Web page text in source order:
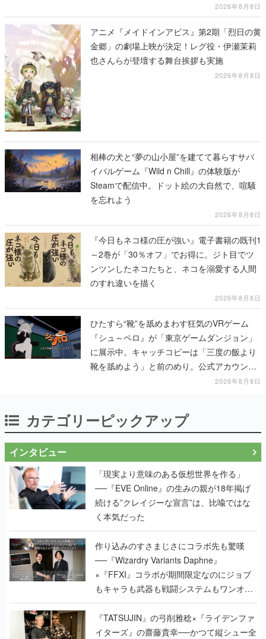
2026年8月8日
アニメ『メイドインアビス』第2期「烈日の黄
金郷」の劇場上映が決定！レグ役・伊瀬茉莉
也さんらが登壇する舞台挨拶も実施
2026年8月8日
相棒の犬と“夢の山小屋”を建てて暮らすサバ
イバルゲーム『Wild n Chill』の体験版が
Steamで配信中。ドット絵の大自然で、喧騒
を忘れよう
2026年8月8日
『今日もネコ様の圧が強い』電子書籍の既刊1
～2巻が「30％オフ」でお得に。ジト目でツ
ンツンしたネコたちと、ネコを溺愛する人間
のすれ違いを描く
2026年8月8日
ひたすら“靴”を舐めまわす狂気のVRゲーム
『シュ～ペロ』が「東京ゲームダンジョン」
に展示中。キャッチコピーは「三度の飯より
靴を舐めよう」と前のめり。公式アカウント
も開設され、2026年リリースに向けて開発中
2026年8月8日
カテゴリーピックアップ
インタビュー
「現実より意味のある仮想世界を作る」
──『EVE Online』の生みの親が18年掲げ
続ける”クレイジーな宣言”は、比喩ではな
く本気だった
作り込みのすさまじさにコラボ先も驚嘆
──『Wizardry Variants Daphne』
×『FFXI』コラボが期間限定なのにジョブ
もキャラも武器も戦闘システムもワンオフ
で作り込まれた理由を両ディレクターに聞
く
『TATSUJIN』の弓削雅稔×『ライデンファ
イターズ』の齋藤貴幸──かつて縦シュー全